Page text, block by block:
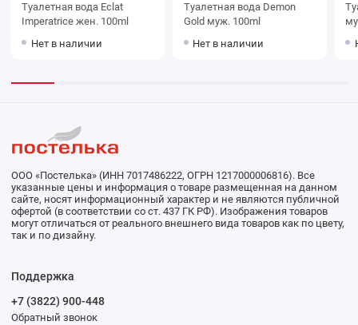
Туалетная вода Eclat
Imperatrice жен. 100ml
Нет в наличии
Туалетная вода Demon
Gold муж. 100ml
Нет в наличии
ООО «Постелька» (ИНН 7017486222, ОГРН 1217000006816). Все
указанные цены и информация о товаре размещенная на данном
сайте, носят информационный характер и не являются публичной
офертой (в соответствии со ст. 437 ГК РФ). Изображения товаров
могут отличаться от реального внешнего вида товаров как по цвету,
так и по дизайну.
Поддержка
+7 (3822) 900-448
Обратный звонок